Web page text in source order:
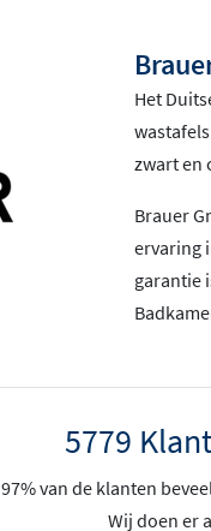
Het
zwart en
Brauer
ervaring
garantie
5779
97% van de klanten
Wij doen er